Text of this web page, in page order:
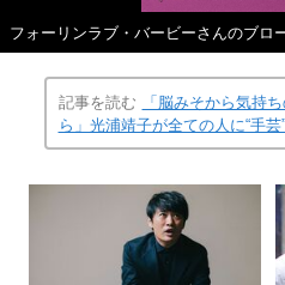
フォーリンラブ・バービーさんのブロ
記事を読む
「脳みそから気持
ら」光浦靖子が全ての人に“手